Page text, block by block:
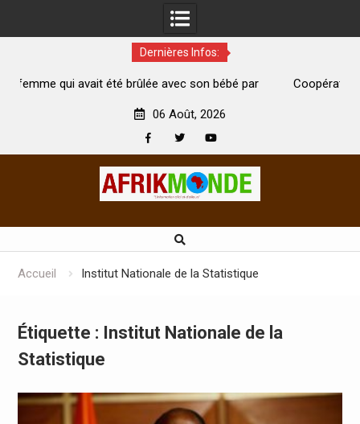
Dernières Infos:
brûlée avec son bébé par
Coopération: Le ministre Indien
06 Août, 2026
Accueil Institut Nationale de la Statistique
Étiquette : Institut Nationale de la
Statistique